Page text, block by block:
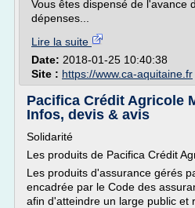
Vous êtes dispensé de l'avance
dépenses...
Lire la suite
Date: 2018-01-25 10:40:38
Site : https://www.ca-aquitaine.fr
Pacifica Crédit Agricole
Infos, devis & avis
Solidarité
Les produits de Pacifica Crédit
Les produits d'assurance gérés
encadrée par le Code des
afin d'atteindre un large public et